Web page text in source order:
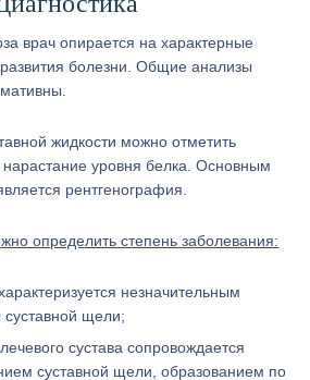
врач опирается на характерные
болезни. Общие анализы
жидкости можно отметить
уровня белка. Основным
рентгенография.
определить степень заболевания:
незначительным
щели;
сустава сопровождается
суставной щели, образованием по